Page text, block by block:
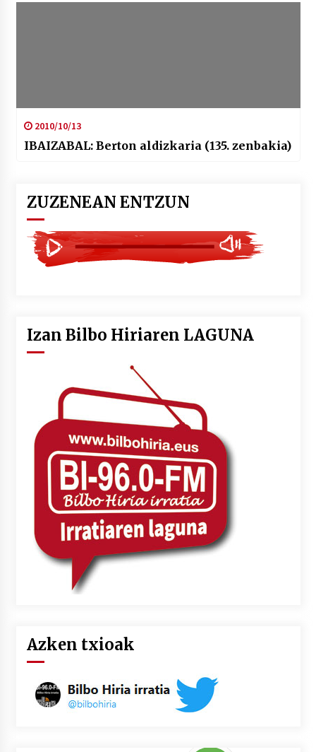
2010/10/13
IBAIZABAL: Berton aldizkaria (135. zenbakia)
ZUZENEAN ENTZUN
Izan Bilbo Hiriaren LAGUNA
Azken txioak